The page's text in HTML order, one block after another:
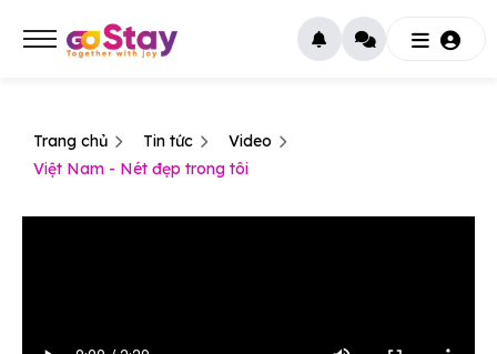
Trang chủ Tin tức
Video
Việt Nam - Nét đẹp trong tôi